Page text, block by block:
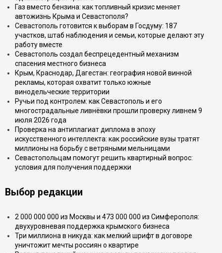
Газ вместо бензина: как топливный кризис меняет
автожизнь Крыма и Севастополя?
Севастополь готовится к выборам в Госдуму: 187
участков, штаб наблюдения и семьи, которые делают эту
работу вместе
Севастополь создал беспрецедентный механизм
спасения местного бизнеса
Крым, Краснодар, Дагестан: география новой винной
рекламы, которая охватит только южные
винодельческие территории
Ручьи под контролем: как Севастополь и его
многострадальные ливнёвки прошли проверку ливнем 9
июля 2026 года
Проверка на антиплагиат диплома в эпоху
искусственного интеллекта: как российские вузы тратят
миллионы на борьбу с ветряными мельницами
Севастопольцам помогут решить квартирный вопрос:
условия для получения поддержки
Выбор редакции
2 000 000 000 из Москвы и 473 000 000 из Симферополя:
двухуровневая поддержка крымского бизнеса
Три миллиона в никуда: как мелкий шрифт в договоре
уничтожит мечты россиян о квартире